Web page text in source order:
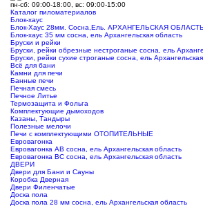
пн-сб: 09:00-18:00, вс: 09:00-15:00
Каталог пиломатериалов
Блок-хаус
Блок-Хаус 28мм. Сосна,Ель. АРХАНГЕЛЬСКАЯ ОБЛАСТЬ
Блок-хаус 35 мм сосна, ель Архангельская область
Бруски и рейки
Бруски, рейки обрезные нестроганые сосна, ель
Бруски, рейки сухие строганые сосна, ель
Всё для бани
Камни для печи
Банные печи
Печная смесь
Печное Литье
Термозащита и Фольга
Комплектующие дымоходов
Казаны, Тандыры
Полезные мелочи
Печи с комплектующими ОТОПИТЕЛЬНЫЕ
Евровагонка
Евровагонка АВ сосна, ель Архангельская область
Евровагонка ВС сосна, ель Архангельская область
ДВЕРИ
Двери для Бани и Сауны
Коробка Дверная
Двери Филенчатые
Доска пола
Доска пола 28 мм сосна, ель Архангельская область